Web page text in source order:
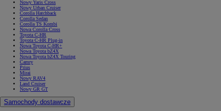
Nowy Yaris Cross
Nowy Urban Cruiser
Corolla Hatchback
Corolla Sedan
Corolla TS Kombi
Nowa Corolla Cross
Toyota C-HR
Toyota C-HR Plug-in
Nowa Toyota C-HR+
Nowa Toyota bZ4X
Nowa Toyota bZ4X Touring
Camry
Prius
Mirai
Nowy RAV4
Land Cruiser
Nowy GR GT
Samochody dostawcze